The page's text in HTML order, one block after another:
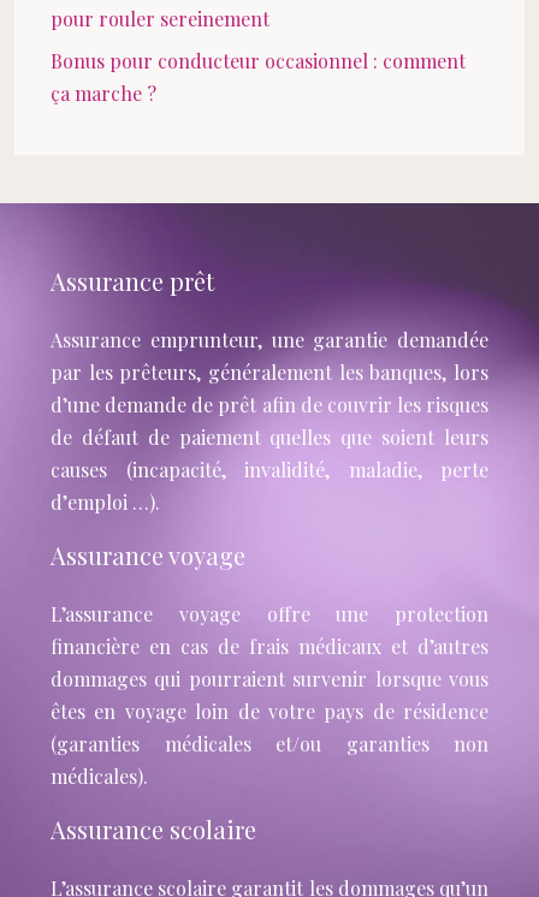
pour rouler sereinement
Bonus pour conducteur occasionnel : comment
ça marche ?
Assurance prêt
Assurance emprunteur, une garantie demandée
par les prêteurs, généralement les banques, lors
d’une demande de prêt afin de couvrir les risques
de défaut de paiement quelles que soient leurs
causes (incapacité, invalidité, maladie, perte
d’emploi …).
Assurance voyage
L’assurance voyage offre une protection
financière en cas de frais médicaux et d’autres
dommages qui pourraient survenir lorsque vous
êtes en voyage loin de votre pays de résidence
(garanties médicales et/ou garanties non
médicales).
Assurance scolaire
L’assurance scolaire garantit les dommages qu’un